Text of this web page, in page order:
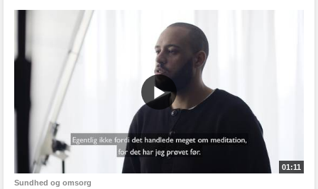
01:11
Sundhed og omsorg